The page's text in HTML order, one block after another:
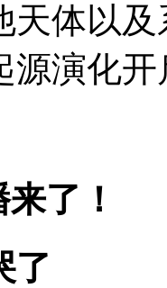
天体以
源演化
了！
了